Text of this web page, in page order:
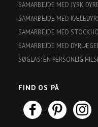
SAMARBEJDE MED JYSK
SAMARBEJDE MED
SAMARBEJDE MED
SAMARBEJDE MED
SØGLAS: EN PERSONLIG
FIND OS PÅ